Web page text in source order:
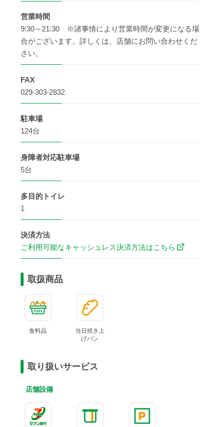
営業時間
9:30～21:30 ※諸事情により営業時間が変更になる場
合がございます。詳しくは、店舗にお問い合わせくだ
さい。
FAX
029-303-2832
駐車場
124台
身障者対応駐車場
5台
多目的 トイレ
1
決済方法
ご利用可能なキャッシュレス決済方法はこちら
取扱商品
食料品
当日焼き上
げパン
取り扱いサービス
店舗設備